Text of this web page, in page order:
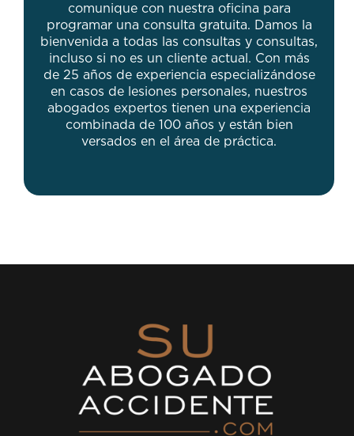
comunique con nuestra oficina para
programar una consulta gratuita. Damos la
bienvenida a todas las consultas y consultas,
incluso si no es un cliente actual. Con más
de 25 años de experiencia especializándose
en casos de lesiones personales, nuestros
abogados expertos tienen una experiencia
combinada de 100 años y están bien
versados ​​en el área de práctica.